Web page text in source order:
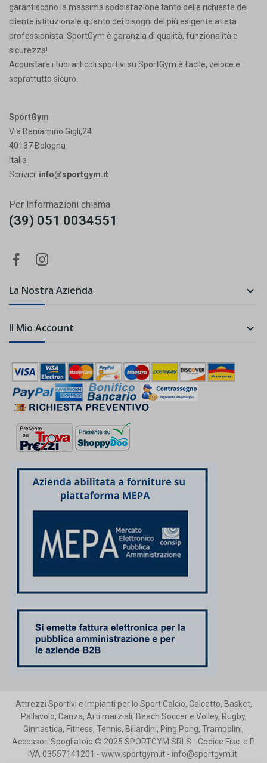
garantiscono la massima soddisfazione tanto delle richieste del
cliente istituzionale quanto dei bisogni del più esigente atleta
professionista. SportGym è garanzia di qualità, funzionalità e
sicurezza!
Acquistare i tuoi articoli sportivi su SportGym è facile, veloce e
soprattutto sicuro.
SportGym
Via Beniamino Gigli,24
40137 Bologna
Italia
Scrivici: info@sportgym.it
Per Informazioni chiama
(39) 051 0034551
La Nostra Azienda 
Il Mio Account 
Attrezzi Sportivi e Impianti per lo Sport Calcio, Calcetto, Basket,
Pallavolo, Danza, Arti marziali, Beach Soccer e Volley, Rugby,
Ginnastica, Fitness, Tennis, Biliardini, Ping Pong, Trampolini,
Accessori Spogliatoio.© 2025 SPORTGYM SRLS - Codice Fisc. e P.
IVA 03557141201 - www.sportgym.it - info@sportgym.it